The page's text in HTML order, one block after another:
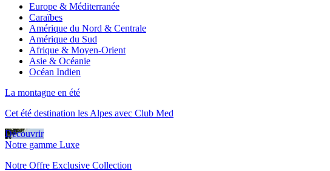
Europe & Méditerranée
Caraïbes
Amérique du Nord & Centrale
Amérique du Sud
Afrique & Moyen-Orient
Asie & Océanie
Océan Indien
La montagne en été
Cet été destination les Alpes avec Club Med
Découvrir
Notre gamme Luxe
Notre Offre Exclusive Collection